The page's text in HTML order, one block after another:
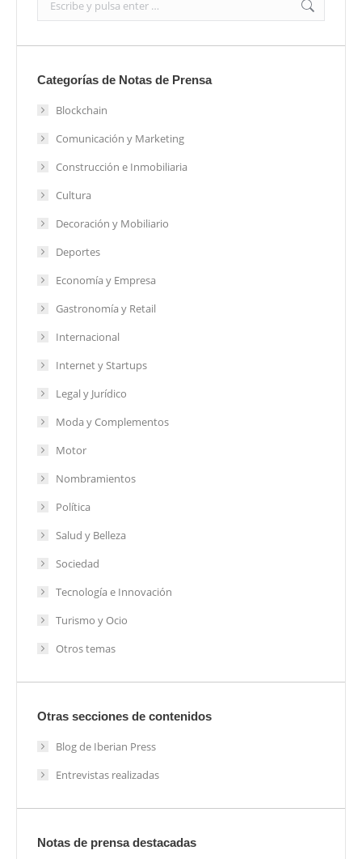
Categorías de Notas de Prensa
Blockchain
Comunicación y Marketing
Construcción e Inmobiliaria
Cultura
Decoración y Mobiliario
Deportes
Economía y Empresa
Gastronomía y Retail
Internacional
Internet y Startups
Legal y Jurídico
Moda y Complementos
Motor
Nombramientos
Política
Salud y Belleza
Sociedad
Tecnología e Innovación
Turismo y Ocio
Otros temas
Otras secciones de contenidos
Blog de Iberian Press
Entrevistas realizadas
Notas de prensa destacadas